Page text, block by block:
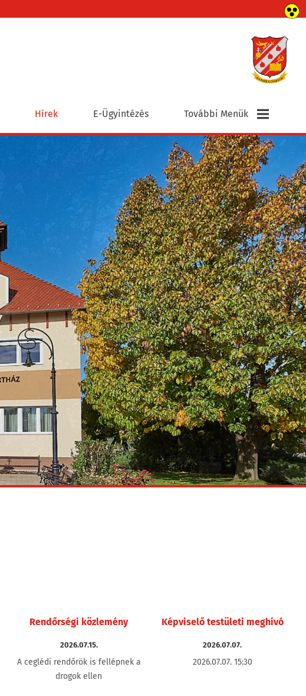
Hírek E-Ügyintézés További Menük
Elérhetőségek
Civil Szervezetek
Egyházak
Pályázatok
Vállalkozások
Idegenforgalom
Településfejlesztés
Galéria
Hibabejelentés
Rendőrségi közlemény
2026.07.15.
A ceglédi rendőrök is fellépnek a
drogok ellen
Képviselő testületi meghívó
2026.07.07.
2026.07.07. 15:30